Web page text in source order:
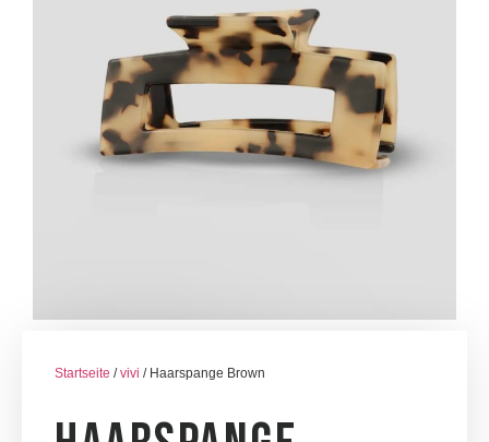
Startseite /vivi / Haarspange Brown